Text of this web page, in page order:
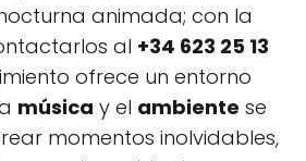
animada; con la
al +34 623 25 13
ofrece un entorno
música y el ambiente se
momentos inolvidables,